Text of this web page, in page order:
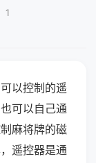
1
以控制的遥
可以自己通
麻将牌的磁
遥控器是通